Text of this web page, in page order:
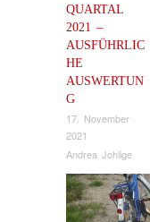
QUARTAL
2021 –
AUSFÜHRLIC
HE
AUSWERTUN
G
17. November
2021
Andrea Johlige